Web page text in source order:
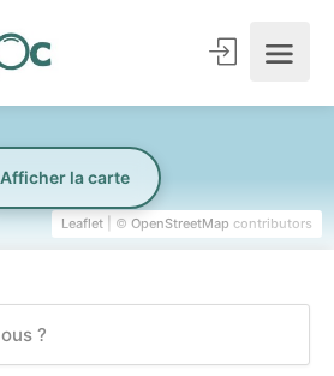
Leaflet | © OpenStreetMap contributors
Afficher la carte